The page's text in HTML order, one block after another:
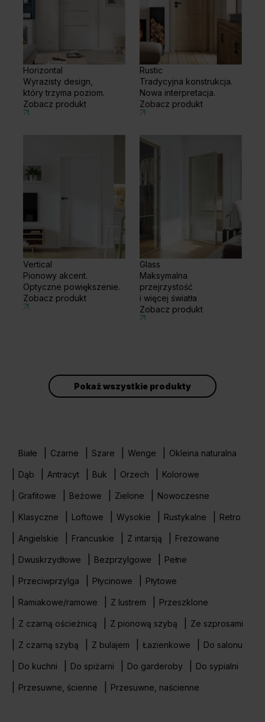
Horizontal
Wyrazisty design,
który trzyma poziom.
Zobacz produkt
Rustic
Tradycyjna konstrukcja.
Nowa interpretacja.
Zobacz produkt
Vertical
Pionowy akcent.
Optyczne powiększenie.
Zobacz produkt
Glass
Maksymalna
przejrzystość
i więcej światła
Zobacz produkt
Pokaż wszystkie produkty
Białe Czarne Szare Wenge Okleina naturalna
Dąb Antracyt Buk Orzech Kolorowe
Grafitowe Beżowe Zielone Nowoczesne
Klasyczne Loftowe Wysokie Rustykalne Retro
Angielskie Francuskie Z intarsją Frezowane
Dwuskrzydłowe Bezprzylgowe Pełne
Przeciwprzylga Płycinowe Płytowe
Ramiakowe/ramowe Z lustrem Przeszklone
Z czarną ościeżnicą Z pionową szybą Ze szprosami
Z czarną szybą Z bulajem Łazienkowe Do salonu
Do kuchni Do spiżarni Do garderoby Do sypialni
Przesuwne, ścienne Przesuwne, naścienne